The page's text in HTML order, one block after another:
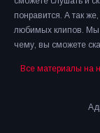
понравится. А так
любимых клипов. Мы
чему, вы сможете
Все материалы на